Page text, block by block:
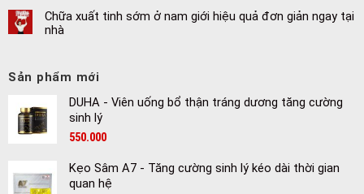
Chữa xuất tinh sớm ở nam giới hiệu quả đơn giản ngay tại
nhà
Sản phẩm mới
DUHA - Viên uống bổ thận tráng dương tăng cường
sinh lý
550.000
Kẹo Sâm A7 - Tăng cường sinh lý kéo dài thời gian
quan hệ